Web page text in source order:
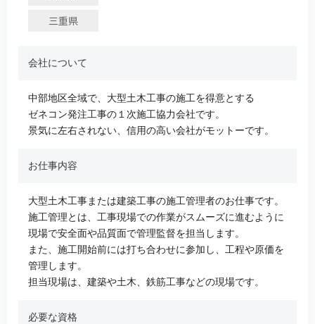
三重県
会社について
中部地区全域で、大型土木工事の施工を得意とする
ゼネコン発注工事の１次施工協力会社です。
景気に左右されない、信用の高い会社がモットーです。
お仕事内容
大型土木工事または建築工事の施工管理者のお仕事です。
施工管理とは、工事現場での作業がスムーズに進むように
現場で安全面や品質面で管理監督を担当します。
また、施工開始前には打ち合わせに参加し、工程や原価を
管理します。
担当現場は、建築や土木、鉄筋工事などの現場です。
必要な資格